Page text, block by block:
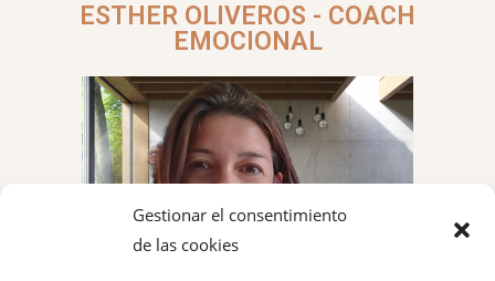
Gestionar el consentimiento
de las cookies
ESTHER OLIVEROS - COACH
EMOCIONAL